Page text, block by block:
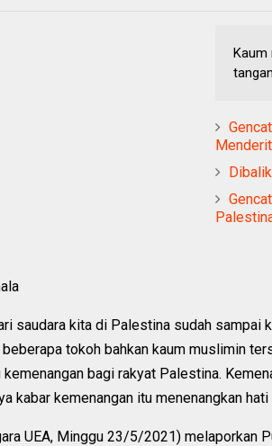
Kaum
saudara kita di Palestina sudah sampai
tokoh bahkan kaum muslimin
bagi rakyat Palestina.
kabar kemenangan itu menenangkan
UEA, Minggu 23/5/2021) melaporkan